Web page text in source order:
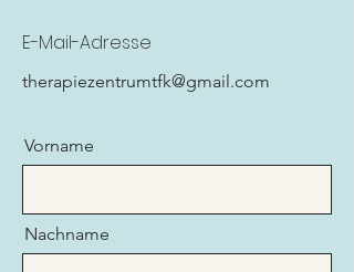
E-Mail-Adresse
therapiezentrumtfk@gmail.com
Vorname
Nachname